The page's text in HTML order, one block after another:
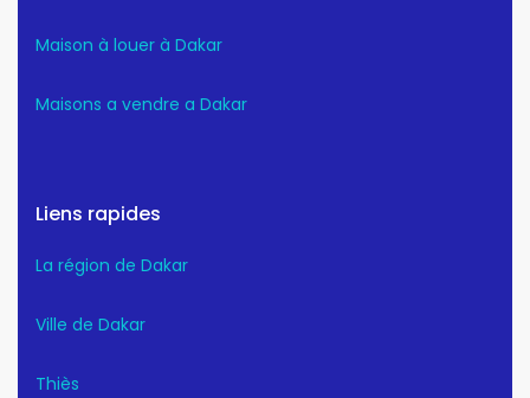
Maison à louer à Dakar
Maisons a vendre a Dakar
Liens rapides
La région de Dakar
Ville de Dakar
Thiès